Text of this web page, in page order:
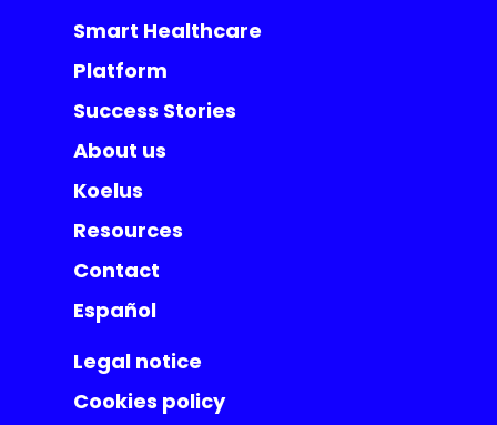
Smart Healthcare
Platform
Success Stories
About us
Koelus
Resources
Contact
Español
Legal notice
Cookies policy